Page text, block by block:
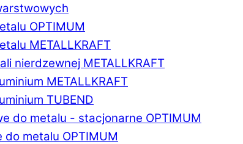
OPTIMUM
METALLKRAFT
nierdzewnej METALLKRAFT
METALLKRAFT
TUBEND
do metalu - stacjonarne OPTIMUM
do metalu OPTIMUM